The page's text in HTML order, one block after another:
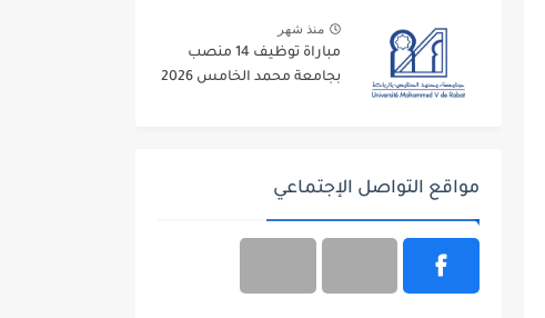
منذ شهر
مباراة توظيف 14 منصب
بجامعة محمد الخامس 2026
مواقع التواصل الإجتماعي